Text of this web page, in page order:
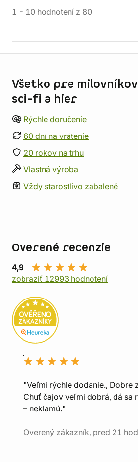
1 - 10 hodnotení z 80
Všetko pre
sci-fi a hier
Rýchle doručenie
60 dní na vrátenie
20 rokov na trhu
Vlastná výroba
Vždy starostlivo zabalené
Overené recenzie
4,9
zobraziť 12993 hodnotení
"Veľmi rýchle dodanie., Dobre
Chuť čajov veľmi dobrá, dá sa
– neklamú."
Overený zákazník, pred 21